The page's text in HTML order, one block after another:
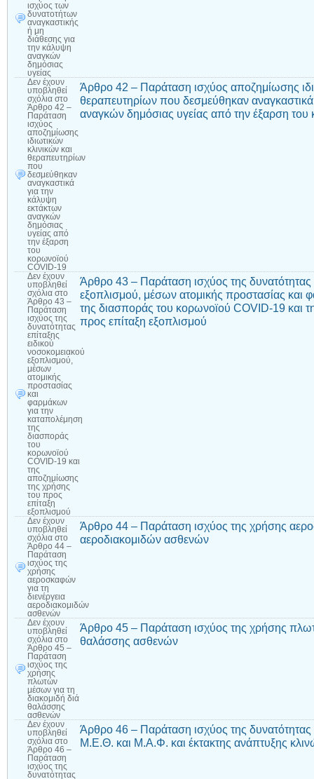
ισχύος των
δυνατοτήτων
αναγκαστικής
ή μη
διάθεσης για
την κάλυψη
αναγκών
δημόσιας
υγείας
Δεν έχουν
υποβληθεί
σχόλια στο
Άρθρο 42 –
Παράταση
ισχύος
αποζημίωσης
ιδιωτικών
κλινικών και
θεραπευτηρίων
που
δεσμεύθηκαν
αναγκαστικά
για την
κάλυψη
εκτάκτων
αναγκών
δημόσιας
υγείας από
την έξαρση
του
κορωνοϊού
COVID-19
Άρθρο 42 – Παράταση ισχύος αποζημίωσης
θεραπευτηρίων που δεσμεύθηκαν
αναγκών δημόσιας υγείας από την έξαρση
Δεν έχουν
υποβληθεί
σχόλια στο
Άρθρο 43 –
Παράταση
ισχύος της
δυνατότητας
επίταξης
ειδικού
νοσοκομειακού
εξοπλισμού,
μέσων
ατομικής
προστασίας
και
φαρμάκων
για την
καταπολέμηση
της
διασποράς
του
κορωνοϊού
COVID-19 και
της
αποζημίωσης
της χρήσης
του προς
επίταξη
εξοπλισμού
Άρθρο 43 – Παράταση ισχύος της δυνατότητας
εξοπλισμού, μέσων ατομικής προστασίας και
της διασποράς του κορωνοϊού COVID-19 και
προς επίταξη εξοπλισμού
Δεν έχουν
υποβληθεί
σχόλια στο
Άρθρο 44 –
Παράταση
ισχύος της
χρήσης
αεροσκαφών
για τη
διενέργεια
αεροδιακομιδών
ασθενών
Άρθρο 44 – Παράταση ισχύος της χρήσης
αεροδιακομιδών ασθενών
Δεν έχουν
υποβληθεί
σχόλια στο
Άρθρο 45 –
Παράταση
ισχύος της
χρήσης
πλωτών
μέσων για τη
διακομιδή διά
θαλάσσης
ασθενών
Άρθρο 45 – Παράταση ισχύος της χρήσης
θαλάσσης ασθενών
Δεν έχουν
υποβληθεί
σχόλια στο
Άρθρο 46 –
Παράταση
ισχύος της
δυνατότητας
Άρθρο 46 – Παράταση ισχύος της δυνατότητας
Μ.Ε.Θ. και Μ.Α.Φ. και έκτακτης ανάπτυξης